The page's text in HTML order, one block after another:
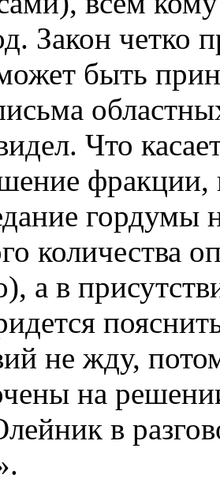
Закон четко
быть
Что
фракции,
гордумы
количества
а в
не жду,
на
в